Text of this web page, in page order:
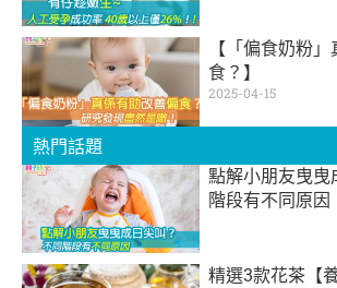
【「偏食奶粉
食？】
2025-04-15
熱門話題
點解小朋友曳曳
階段有不同原因
精選3款花茶【